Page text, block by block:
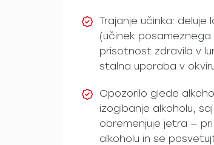
Trajanje učinka:
(učinek
prisotnost zdravila v
stalna uporaba v
Opozorilo glede
izogibanje alkoholu,
obremenjuje jetra —
alkoholu in se